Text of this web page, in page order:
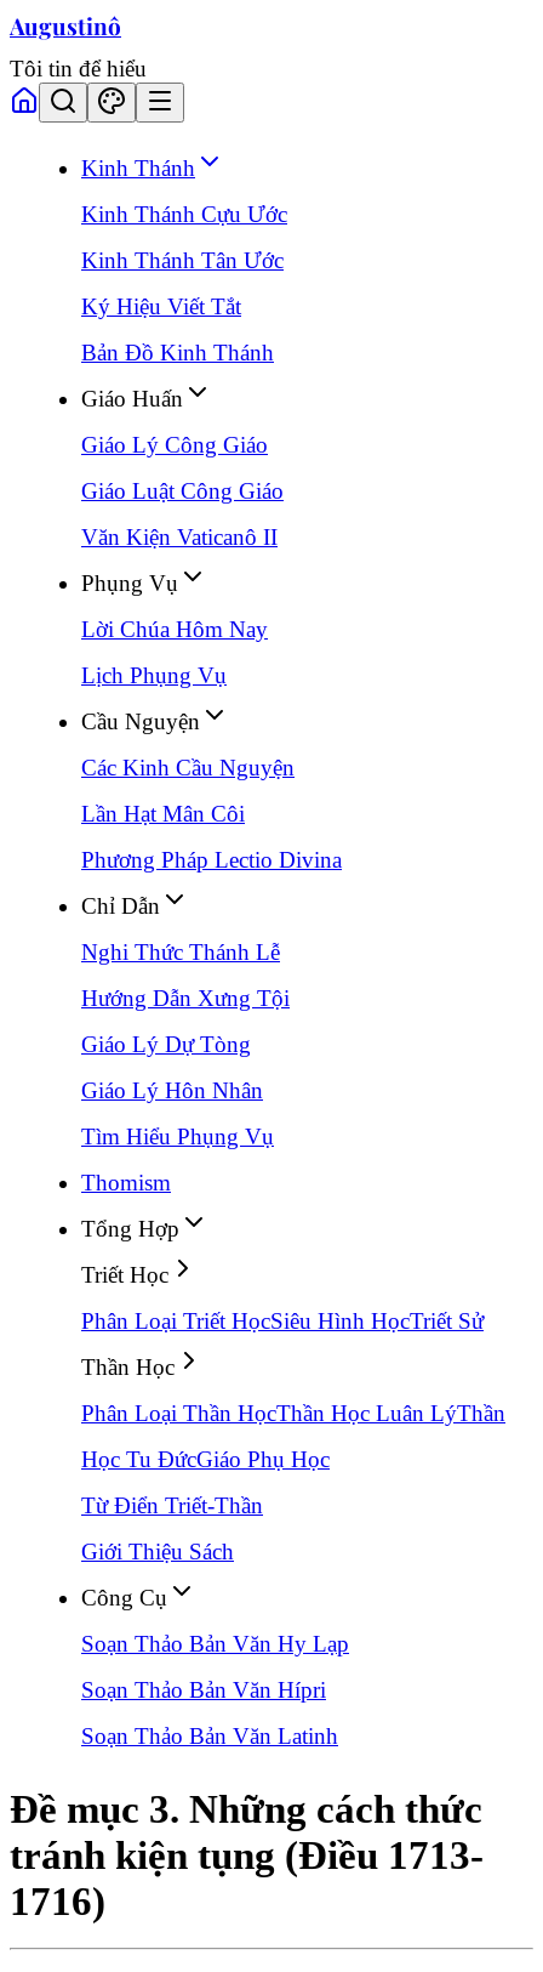
Augustinô
Tôi tin để hiểu
Kinh Thánh
Kinh Thánh Cựu Ước
Kinh Thánh Tân Ước
Ký Hiệu Viết Tắt
Bản Đồ Kinh Thánh
Giáo Huấn
Giáo Lý Công Giáo
Giáo Luật Công Giáo
Văn Kiện Vaticanô II
Phụng Vụ
Lời Chúa Hôm Nay
Lịch Phụng Vụ
Cầu Nguyện
Các Kinh Cầu Nguyện
Lần Hạt Mân Côi
Phương Pháp Lectio Divina
Chỉ Dẫn
Nghi Thức Thánh Lễ
Hướng Dẫn Xưng Tội
Giáo Lý Dự Tòng
Giáo Lý Hôn Nhân
Tìm Hiểu Phụng Vụ
Thomism
Tổng Hợp
Triết Học
Phân Loại Triết HọcSiêu Hình HọcTriết Sử
Thần Học
Phân Loại Thần HọcThần Học Luân LýThần
Học Tu ĐứcGiáo Phụ Học
Từ Điển Triết-Thần
Giới Thiệu Sách
Công Cụ
Soạn Thảo Bản Văn Hy Lạp
Soạn Thảo Bản Văn Hípri
Soạn Thảo Bản Văn Latinh
Đề mục 3. Những cách thức
tránh kiện tụng (Điều 1713-
1716)